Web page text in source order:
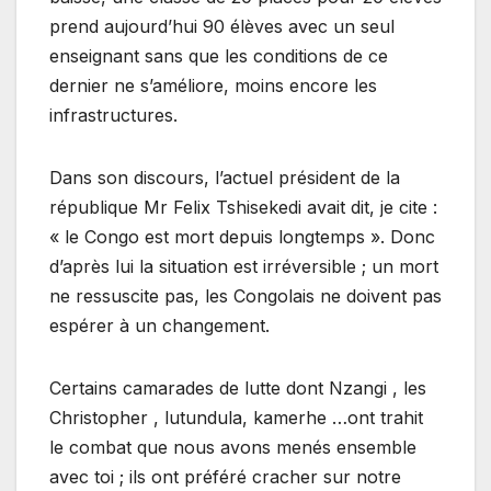
prend aujourd’hui 90 élèves avec un seul
enseignant sans que les conditions de ce
dernier ne s’améliore, moins encore les
infrastructures.
Dans son discours, l’actuel président de la
république Mr Felix Tshisekedi avait dit, je cite :
« le Congo est mort depuis longtemps ». Donc
d’après lui la situation est irréversible ; un mort
ne ressuscite pas, les Congolais ne doivent pas
espérer à un changement.
Certains camarades de lutte dont Nzangi , les
Christopher , lutundula, kamerhe …ont trahit
le combat que nous avons menés ensemble
avec toi ; ils ont préféré cracher sur notre